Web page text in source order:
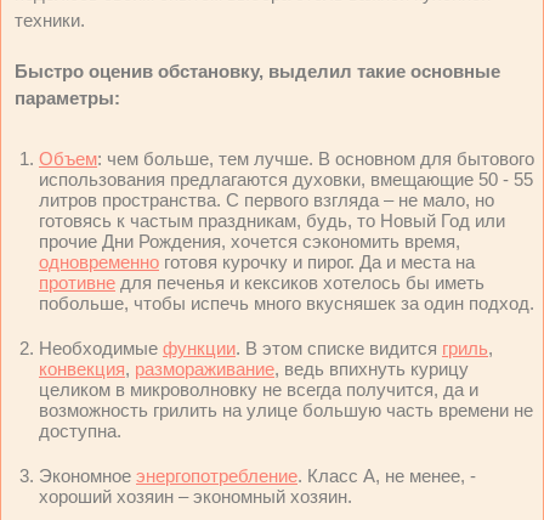
техники.
Быстро оценив обстановку, выделил такие основные
параметры:
Объем: чем больше, тем лучше. В основном для бытового
использования предлагаются духовки, вмещающие 50 - 55
литров пространства. С первого взгляда – не мало, но
готовясь к частым праздникам, будь, то Новый Год или
прочие Дни Рождения, хочется сэкономить время,
одновременно готовя курочку и пирог. Да и места на
противне для печенья и кексиков хотелось бы иметь
побольше, чтобы испечь много вкусняшек за один подход.
Необходимые функции. В этом списке видится гриль,
конвекция, размораживание, ведь впихнуть курицу
целиком в микроволновку не всегда получится, да и
возможность грилить на улице большую часть времени не
доступна.
Экономное энергопотребление. Класс А, не менее, -
хороший хозяин – экономный хозяин.